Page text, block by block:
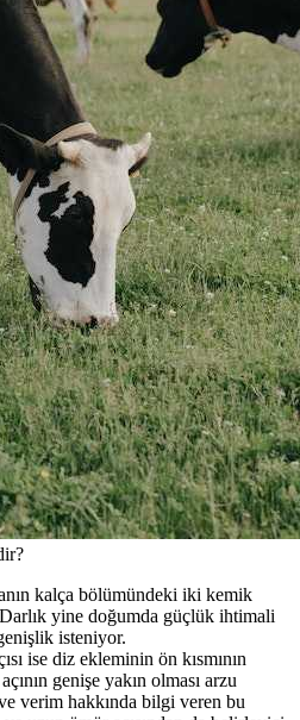
kalça bölümündeki iki kemik
yine doğumda güçlük ihtimali
isteniyor.
ise diz ekleminin ön kısmının
genişe yakın olması arzu
verim hakkında bilgi veren bu